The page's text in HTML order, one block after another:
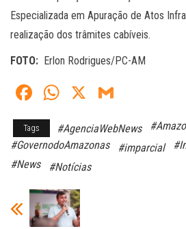
Especializada em Apuração de Atos
realização dos trâmites cabíveis.
FOTO: Erlon Rodrigues/PC-AM
Fa
ce
bo
ok
W
ts
A
X
ail
Tags #AgenciaWebNews
#GovernodoAmazonas
#imparcial
#News
#Notícias